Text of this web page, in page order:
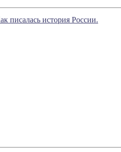
писалась история России.